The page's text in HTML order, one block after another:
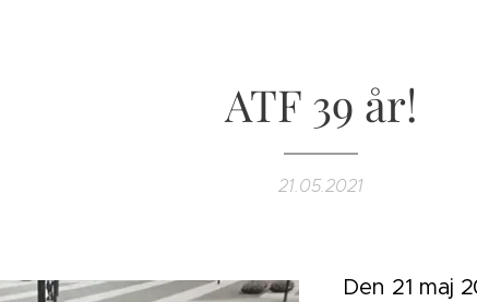
ATF 39 år!
21.05.2021
Den 21 maj